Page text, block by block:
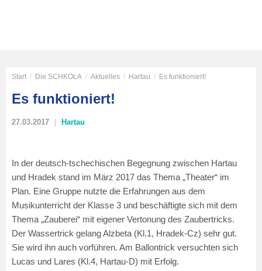
Start / Die SCHKOLA / Aktuelles / Hartau / Es funktioniert!
Es funktioniert!
27.03.2017 Hartau
In der deutsch-tschechischen Begegnung zwischen Hartau
und Hradek stand im März 2017 das Thema „Theater“ im
Plan. Eine Gruppe nutzte die Erfahrungen aus dem
Musikunterricht der Klasse 3 und beschäftigte sich mit dem
Thema „Zauberei“ mit eigener Vertonung des Zaubertricks.
Der Wassertrick gelang Alzbeta (Kl.1, Hradek-Cz) sehr gut.
Sie wird ihn auch vorführen. Am Ballontrick versuchten sich
Lucas und Lares (Kl.4, Hartau-D) mit Erfolg.